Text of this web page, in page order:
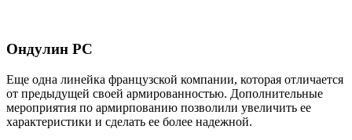
Ондулин РС
Еще одна линейка французской компании, которая отличается
от предыдущей своей армированностью. Дополнительные
мероприятия по армирпованию позволили увеличить ее
характеристики и сделать ее более надежной.